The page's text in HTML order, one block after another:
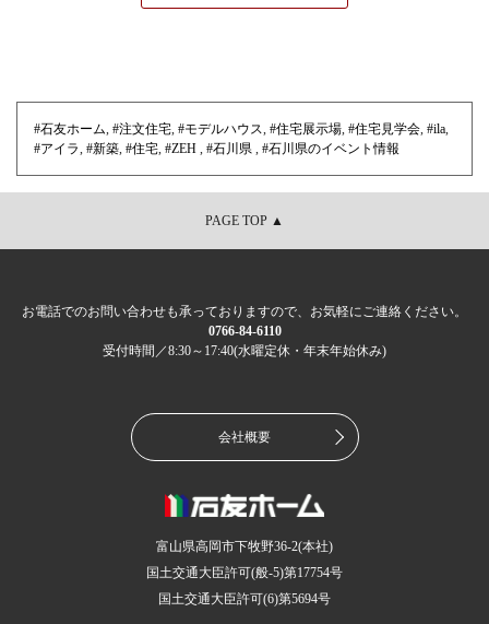
#石友ホーム #注文住宅 #モデルハウス #住宅展示場 #住宅見学会 #ila
#アイラ #新築 #住宅 #ZEH #石川県 #石川県のイベント情報
PAGE TOP ▲
お電話でのお問い合わせも承っておりますので、お気軽にご連絡ください。
0766-84-6110
受付時間／8:30～17:40(水曜定休・年末年始休み)
会社概要
富山県高岡市下牧野36-2(本社)
国土交通大臣許可(般-5)第17754号
国土交通大臣許可(6)第5694号